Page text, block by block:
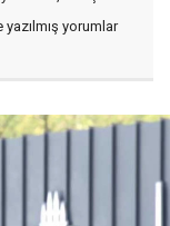
yorumlar